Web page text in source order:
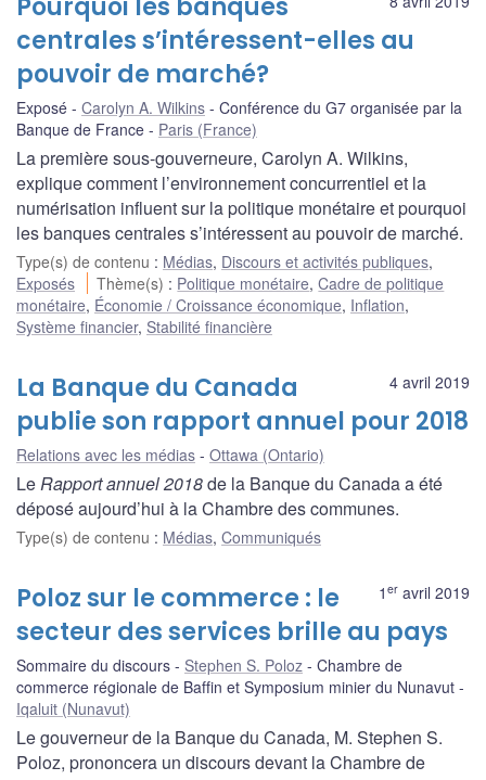
Pourquoi les banques
centrales s’intéressent-elles au
pouvoir de marché?
Exposé Carolyn A. Wilkins
Conférence du G7 organisée par la
Banque de France
Paris (France)
La première sous-gouverneure, Carolyn A. Wilkins,
explique comment l’environnement concurrentiel et la
numérisation influent sur la politique monétaire et pourquoi
les banques centrales s’intéressent au pouvoir de marché.
Type(s) de contenu : Médias, Discours et activités publiques,
Exposés
Thème(s) : Politique monétaire,Cadre de politique
monétaire, Économie / Croissance économique, Inflation,
Système financier, Stabilité financière
4 avril 2019
La Banque du Canada
publie son rapport annuel pour 2018
Relations avec les médias Ottawa (Ontario)
LeRapport annuel 2018de la Banque du Canada a été
déposé aujourd’hui à la Chambre des communes.
Type(s) de contenu : Médias, Communiqués
1 er avril 2019
Poloz sur le commerce : le
secteur des services brille au pays
Sommaire du discours Stephen S. Poloz
Chambre de
commerce régionale de Baffin et Symposium minier du Nunavut
Iqaluit (Nunavut)
Le gouverneur de la Banque du Canada, M. Stephen S.
Poloz, prononcera un discours devant la Chambre de